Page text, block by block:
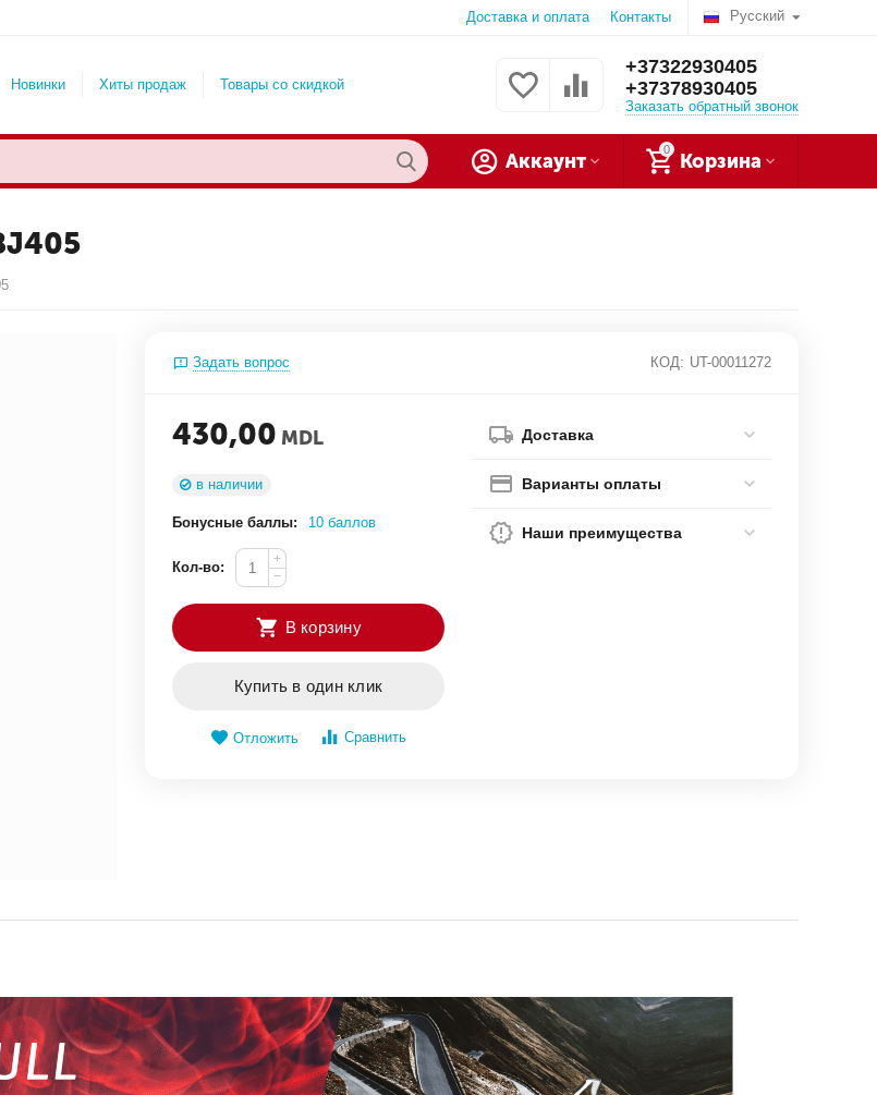
Русский
Доставка и оплата Контакты
Новинки Хиты продаж Товары со скидкой
+37322930405
+37378930405
Заказать обратный звонок
0
Корзина
Аккаунт
Задать вопрос КОД: UT-00011272
430,00 MDL
в наличии
Бонусные баллы: 10 баллов
Кол-во:
+
−
В корзину
Купить в один клик
Отложить Сравнить
Доставка
Варианты оплаты
Наши преимущества